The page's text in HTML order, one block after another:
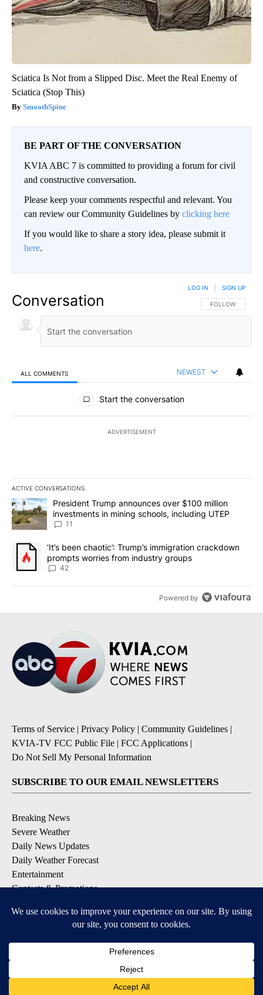
Sciatica Is Not from a Slipped Disc. Meet the Real Enemy of
Sciatica (Stop This)
SmoothSpine
BE PART OF THE CONVERSATION
KVIA ABC 7 is committed to providing a forum for civil
and constructive conversation.
Please keep your comments respectful and relevant. You
can review our Community Guidelines by clicking here
If you would like to share a story idea, please submit it
here.
Conversation FOLLOW THIS
FOLLOW
LOG IN SIGN UP
ALL COMMENTS NEWEST
All Comments
Start the conversation
ADVERTISEMENT
ACTIVE CONVERSATIONS
The following is a list of the most commented articles in the last
A trending article titled "President Trump announces over $100
President Trump announces over $100 million
investments in mining schools, including UTEP
11
A trending article titled "‘It’s been chaotic’: Trump’s
‘It’s been chaotic’: Trump’s immigration crackdown
prompts worries from industry groups
42
Powered by
Terms of Service | Privacy Policy | Community Guidelines |
KVIA-TV FCC Public File | FCC Applications |
Do Not Sell My Personal Information
SUBSCRIBE TO OUR EMAIL NEWSLETTERS
Breaking News
Severe Weather
Daily News Updates
Daily Weather Forecast
Entertainment
Contests & Promotions
DOWNLOAD OUR APPS
Available for iOS and Android